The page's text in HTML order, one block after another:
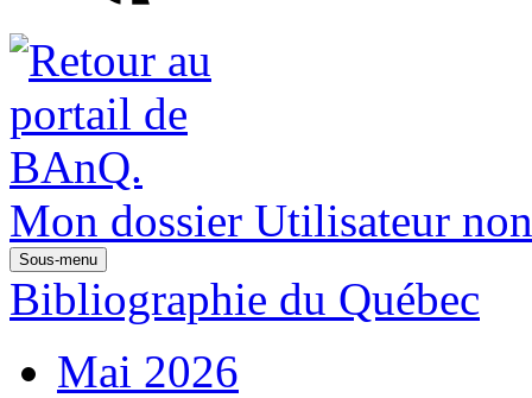
Mon dossier Utilisateur
Sous-menu
Bibliographie du Québec
Mai 2026